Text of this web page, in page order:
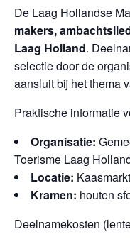
De Laag Hollandse
makers,
Laag Holland.
selectie door de
aansluit bij het thema
Praktische informatie
Organisatie:
Toerisme Laag
Locatie:
Kramen: houten
Deelnamekosten